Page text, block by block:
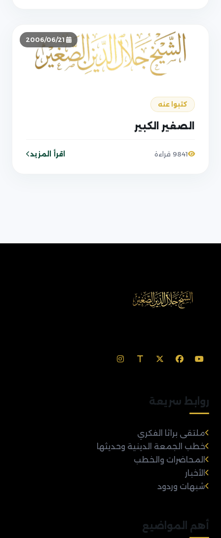
كتبوا عنه
الصغير الكبير
9841 قراءة اقرأ المزيد
روابط سريعة
ملتقى براثا الفكري
خطب الجمعة الدينية وحديثها
المحاضرات والخطب
الأخبار
شبهات وردود
أهم المواضيع